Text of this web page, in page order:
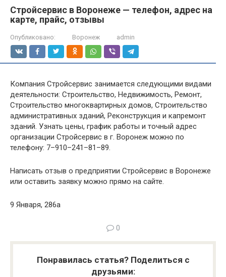
Стройсервис в Воронеже — телефон, адрес на
карте, прайс, отзывы
Опубликовано: Воронеж admin
Компания Стройсервис занимается следующими видами
деятельности: Строительство, Недвижимость, Ремонт,
Строительство многоквартирных домов, Строительство
административных зданий, Реконструкция и капремонт
зданий. Узнать цены, график работы и точный адрес
организации Стройсервис в г. Воронеж можно по
телефону: 7–910–241–81–89.
Написать отзыв о предприятии Стройсервис в Воронеже
или оставить заявку можно прямо на сайте.
9 Января, 286а
0
Понравилась статья? Поделиться с
друзьями: